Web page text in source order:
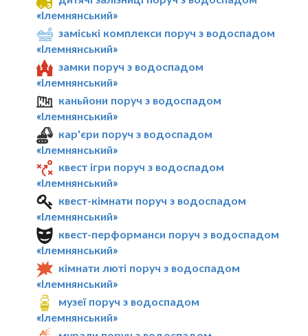
«Ілемнянський»
заміські комплекси поруч з водоспадом
«Ілемнянський»
замки поруч з водоспадом
«Ілемнянський»
каньйони поруч з водоспадом
«Ілемнянський»
кар'єри поруч з водоспадом
«Ілемнянський»
квест ігри поруч з водоспадом
«Ілемнянський»
квест-кімнати поруч з водоспадом
«Ілемнянський»
квест-перформанси поруч з водоспадом
«Ілемнянський»
кімнати люті поруч з водоспадом
«Ілемнянський»
музеї поруч з водоспадом
«Ілемнянський»